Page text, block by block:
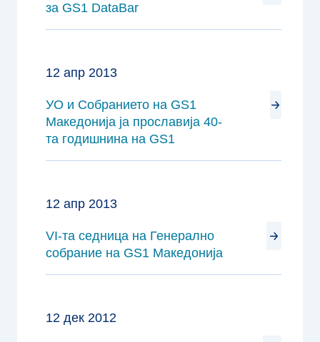
за GS1 DataBar
12 апр 2013
УO и Собранието на GS1
Македонија ја прославија 40-
та годишнина на GS1
12 апр 2013
VI-та седница на Генерално
собрание на GS1 Македонија
12 дек 2012